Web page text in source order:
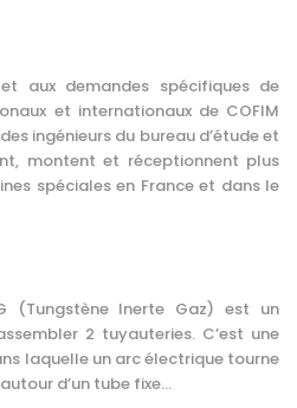
aux demandes spécifiques de
et internationaux de COFIM
des ingénieurs du bureau d’étude et
montent et réceptionnent plus
spéciales en France et dans le
(Tungstène Inerte Gaz) est un
2 tuyauteries. C’est une
laquelle un arc électrique tourne
d’un tube fixe...